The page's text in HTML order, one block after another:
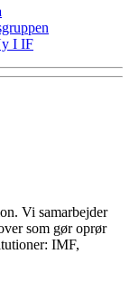
I IF
Vi samarbejder
som gør oprør
IMF,